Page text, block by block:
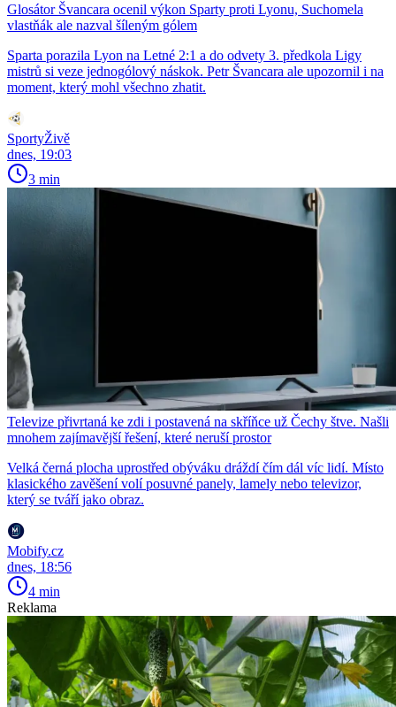
Glosátor Švancara ocenil výkon Sparty proti Lyonu, Suchomela
vlastňák ale nazval šíleným gólem
Sparta porazila Lyon na Letné 2:1 a do odvety 3. předkola Ligy
mistrů si veze jednogólový náskok. Petr Švancara ale upozornil i na
moment, který mohl všechno zhatit.
SportyŽivě
dnes, 19:03
3 min
Televize přivrtaná ke zdi i postavená na skříňce už Čechy štve. Našli
mnohem zajímavější řešení, které neruší prostor
Velká černá plocha uprostřed obýváku dráždí čím dál víc lidí. Místo
klasického zavěšení volí posuvné panely, lamely nebo televizor,
který se tváří jako obraz.
Mobify.cz
dnes, 18:56
4 min
Reklama